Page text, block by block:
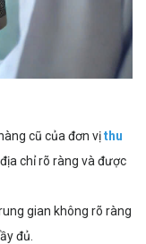
cũ của đơn vịthu
địa chỉ rõ ràng và được
gian không rõ ràng
đủ.